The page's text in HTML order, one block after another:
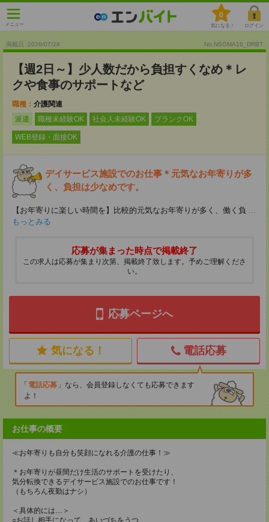
メニュー
0
気になる！ ログイン
掲載日 :2026/07/28 No.NSGMA16_DRBT
【週2日～】少人数だから負担すくなめ＊レ
クや食事のサポートなど
職種： 介護関連
派遣
職種未経験OK 社会人未経験OK ブランクOK
WEB登録・面接OK
デイサービス施設でのお仕事＊元気なお年寄りが多
く、負担は少なめです。
【お年寄りに楽しい時間を】比較的元気なお年寄りが多く、働く負 ...
もっとみる
応募が集まった時点で掲載終了
この求人は応募が集まり次第、掲載終了致します。予めご理解くださ
い。
応募ページへ
気になる！ 電話応募
電話応募
なら、会員登録しなくても応募できます
よ！
お仕事の概要
≪お年寄りも自分も笑顔になれる介護の仕事！≫
＊お年寄りが昼間だけ生活のサポートを受けたり、
気分転換できるデイサービス施設でのお仕事です！
（もちろん夜勤はナシ）
＜具体的には…＞
○お話し相手になって、あいづちをうつ。